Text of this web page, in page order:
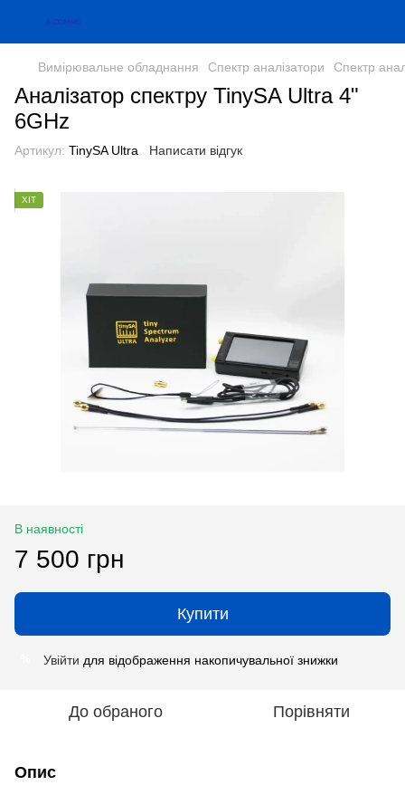
Вимірювальне обладнання Спектр аналізатори Спектр
Аналізатор спектру TinySA Ultra 4"
6GHz
Артикул: TinySA Ultra Написати відгук
ХІТ
В наявності
7 500 грн
Купити
Увійти для відображення накопичувальної знижки
До обраного Порівняти
Опис